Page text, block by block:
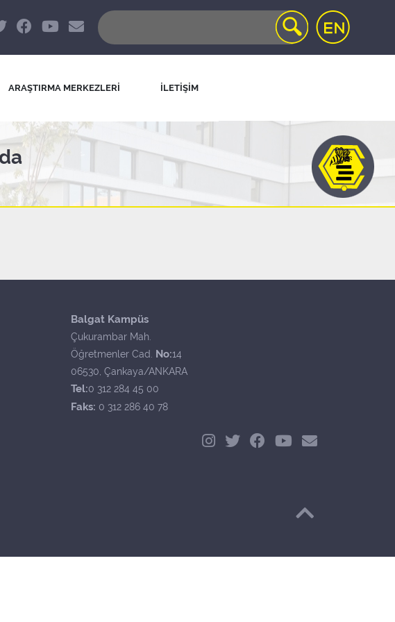
ARAŞTIRMA MERKEZLERİ İLETİŞİM
Balgat Kampüs
Çukurambar Mah.
Öğretmenler Cad. No:14
06530, Çankaya/ANKARA
Tel:0 312 284 45 00
Faks: 0 312 286 40 78